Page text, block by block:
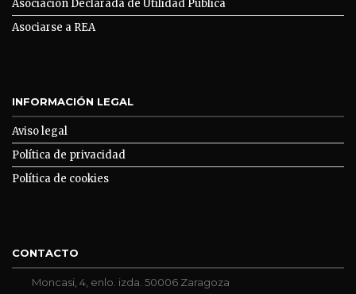
Asociación Declarada de Utilidad Pública
Asociarse a REA
INFORMACIÓN LEGAL
Aviso legal
Política de privacidad
Política de cookies
CONTACTO
Moncasi, 4, enlo. izda. 50006 Zaragoza